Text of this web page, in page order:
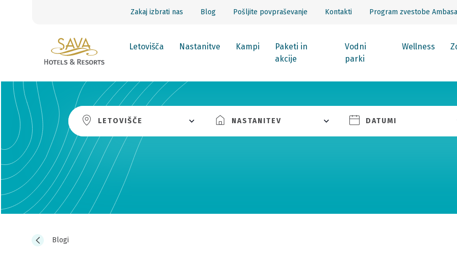
Zakaj izbrati nas Blog Pošljite povpraševanje Kontakti Program zvestobe
Letovišča Nastanitve Kampi
Paketi in
akcije
Vodni
parki
Wellness
LETOVIŠČE NASTANITEV DATUMI
Blogi